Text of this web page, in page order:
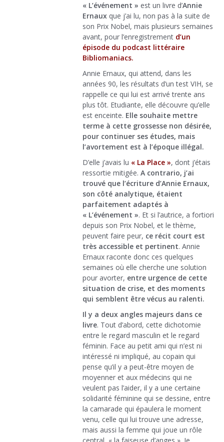
« L’événement » est un livre d’Annie
Ernaux que j’ai lu, non pas à la suite de
son Prix Nobel, mais plusieurs semaines
avant, pour l’enregistrement d’un
épisode du podcast littéraire
Bibliomaniacs.
Annie Ernaux, qui attend, dans les
années 90, les résultats d’un test VIH, se
rappelle ce qui lui est arrivé trente ans
plus tôt. Etudiante, elle découvre qu’elle
est enceinte. Elle souhaite mettre
terme à cette grossesse non désirée,
pour continuer ses études, mais
l’avortement est à l’époque illégal.
D’elle j’avais lu « La Place », dont j’étais
ressortie mitigée. A contrario, j’ai
trouvé que l’écriture d’Annie Ernaux,
son côté analytique, étaient
parfaitement adaptés à
« L’événement ». Et si l’autrice, a fortiori
depuis son Prix Nobel, et le thème,
peuvent faire peur, ce récit court est
très accessible et pertinent. Annie
Ernaux raconte donc ces quelques
semaines où elle cherche une solution
pour avorter, entre urgence de cette
situation de crise, et des moments
qui semblent être vécus au ralenti.
Il y a deux angles majeurs dans ce
livre. Tout d’abord, cette dichotomie
entre le regard masculin et le regard
féminin. Face au petit ami qui n’est ni
intéressé ni impliqué, au copain qui
pense qu’il y a peut-être moyen de
moyenner et aux médecins qui ne
veulent pas l’aider, il y a une certaine
solidarité féminine qui se dessine, entre
la camarade qui épaulera le moment
venu, celle qui lui trouve une adresse,
mais aussi la femme qui joue un rôle